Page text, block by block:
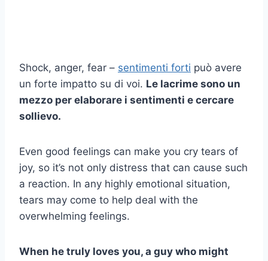
Shock, anger, fear – sentimenti forti può avere
un forte impatto su di voi. Le lacrime sono un
mezzo per elaborare i sentimenti e cercare
sollievo.
Even good feelings can make you cry tears of
joy, so it’s not only distress that can cause such
a reaction. In any highly emotional situation,
tears may come to help deal with the
overwhelming feelings.
When he truly loves you, a guy who might